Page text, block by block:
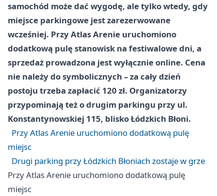
samochód może dać wygodę, ale tylko wtedy, gdy
miejsce parkingowe jest zarezerwowane
wcześniej. Przy Atlas Arenie uruchomiono
dodatkową pulę stanowisk na festiwalowe dni, a
sprzedaż prowadzona jest wyłącznie online. Cena
nie należy do symbolicznych – za cały dzień
postoju trzeba zapłacić 120 zł. Organizatorzy
przypominają też o drugim parkingu przy ul.
Konstantynowskiej 115, blisko Łódzkich Błoni.
Przy Atlas Arenie uruchomiono dodatkową pulę
miejsc
Drugi parking przy Łódzkich Błoniach zostaje w grze
Przy Atlas Arenie uruchomiono dodatkową pulę
miejsc